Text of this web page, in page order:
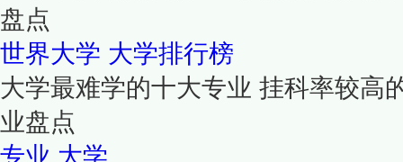
盘点
世界大学 大学排行榜
大学最难学的十大专业 挂科率较高
业盘点
专业 大学